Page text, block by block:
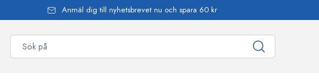
Anmäl dig till nyhetsbrevet nu och spara 60 kr